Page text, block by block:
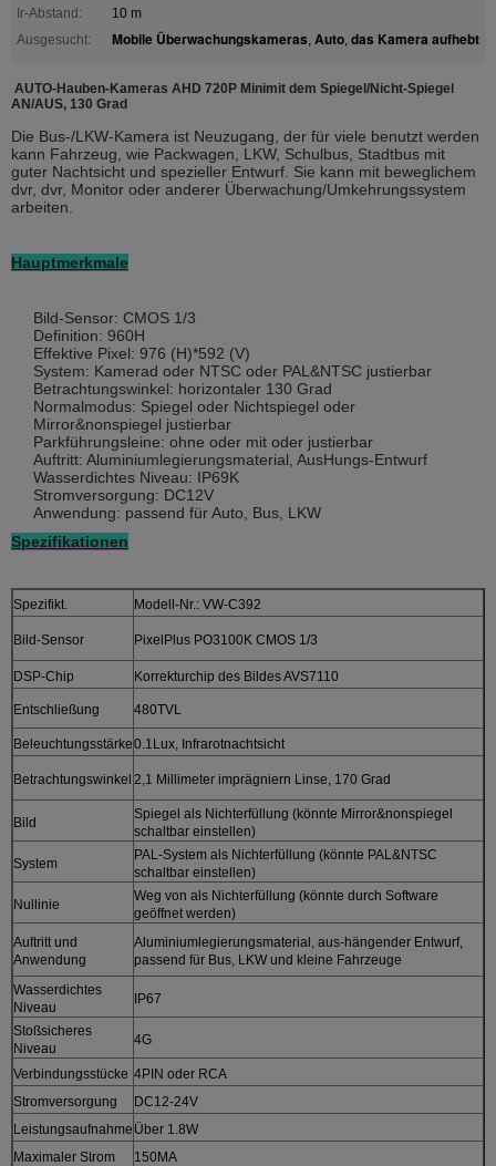
Ir-Abstand:
10 m
Ausgesucht:
Mobile Überwachungskameras, Auto, das Kamera aufhebt
AUTO-Hauben-Kameras AHD 720P Minimit dem Spiegel/Nicht-Spiegel
AN/AUS, 130 Grad
Die Bus-/LKW-Kamera ist Neuzugang, der für viele benutzt werden
kann Fahrzeug, wie Packwagen, LKW, Schulbus, Stadtbus mit
guter Nachtsicht und spezieller Entwurf. Sie kann mit beweglichem
dvr, dvr, Monitor oder anderer Überwachung/Umkehrungssystem
arbeiten.
Hauptmerkmale
Bild-Sensor: CMOS 1/3
Definition: 960H
Effektive Pixel: 976 (H)*592 (V)
System: Kamerad oder NTSC oder PAL&NTSC justierbar
Betrachtungswinkel: horizontaler 130 Grad
Normalmodus: Spiegel oder Nichtspiegel oder
Mirror&nonspiegel justierbar
Parkführungsleine: ohne oder mit oder justierbar
Auftritt: Aluminiumlegierungsmaterial, AusHungs-Entwurf
Wasserdichtes Niveau: IP69K
Stromversorgung: DC12V
Anwendung: passend für Auto, Bus, LKW
Spezifikationen
Spezifikt. Modell-Nr.: VW-C392
Bild-Sensor PixelPlus PO3100K CMOS 1/3
DSP-Chip Korrekturchip des Bildes AVS7110
Entschließung 480TVL
Beleuchtungsstärke0.1Lux, Infrarotnachtsicht
Betrachtungswinkel 2,1 Millimeter imprägniern Linse, 170 Grad
Bild
Spiegel als Nichterfüllung (könnte Mirror&nonspiegel
schaltbar einstellen)
System
PAL-System als Nichterfüllung (könnte PAL&NTSC
schaltbar einstellen)
Nullinie
Weg von als Nichterfüllung (könnte durch Software
geöffnet werden)
Auftritt und
Anwendung
Aluminiumlegierungsmaterial, aus-hängender Entwurf,
passend für Bus, LKW und kleine Fahrzeuge
Wasserdichtes
Niveau
IP67
Stoßsicheres
Niveau
4G
Verbindungsstücke 4PIN oder RCA
Stromversorgung
DC12-24V
Leistungsaufnahme Über 1.8W
Maximaler Strom
150MA